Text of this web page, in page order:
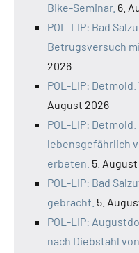
Bike-Seminar. 6.
POL-LIP: Bad
Betrugsversuch
2026
POL-LIP:
August 2026
POL-LIP:
lebensgefährlich
erbeten. 5.
POL-LIP: Bad
gebracht. 5.
POL-LIP:
nach Diebstahl